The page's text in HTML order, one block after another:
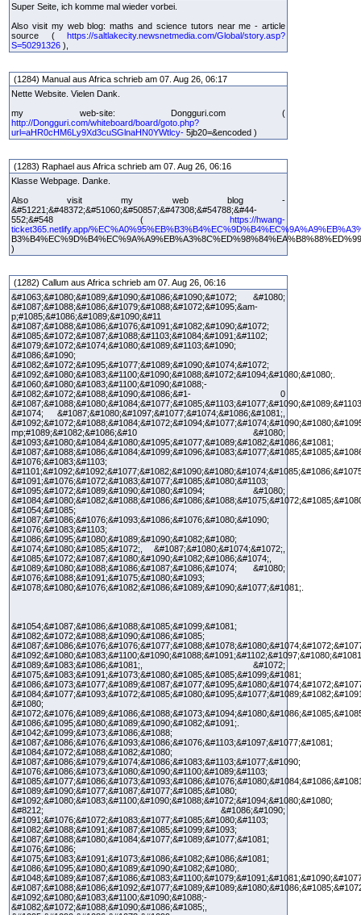
Super Seite, ich komme mal wieder vorbei.
Also visit my web blog: maths and science tutors near me - article
source ( https://saltlakecity.newsnetmedia.com/Global/story.asp?
S=50291326 ),
(1284) Manual aus Africa schrieb am 07. Aug 26, 06:17
Nette Website. Vielen Dank.
my web-site: Dongguri.com (
http://Dongguri.com/whiteboard/board/goto.php?
url=aHR0cHM6Ly9Xd3cuSGlnaHN0YWtlcy- 5jb20=&encoded )
(1283) Raphael aus Africa schrieb am 07. Aug 26, 06:16
Klasse Webpage. Danke.
Also visit my web blog -
&#51221;&#48372;&#51060;&#50857;&#47308;&#54788;&#44-
552;&#548 ( https://hwang-
ticket365.netlify.app/
)
(1282) Callum aus Africa schrieb am 07. Aug 26, 06:16
&#1063;&#1080;&#1089;&#1090;&#1086;&#1090;&#1072; &#1080;
&#1087;&#1088;&#1086;&#1079;&#1088;&#1072;&#1095;&am-
p;#1085;&#1086;&#1089;&#1090;&#11
&#1087;&#1088;&#1086;&#1076;&#1091;&#1082;&#1090;&#1072;
&#1085;&#1072;&#1087;&#1088;&#1103;&#1084;&#1091;&#1102;
&#1079;&#1072;&#1074;&#1080;&#1089;&#1103;&#1090;
&#1086;&#1090;
&#1082;&#1072;&#1095;&#1077;&#1089;&#1090;&#1074;&#1072;
&#1092;&#1080;&#1083;&#1100;&#1090;&#1088;&#1072;&#1094;&#1080;&#1080;.
&#1060;&#1080;&#1083;&#1100;&#1090;&#1088;-
&#1082;&#1072;&#1088;&#1090;&#1086;&#1- 0
&#1074; &#1087;&#1080;&#1097;&#1077;&#1074;&#1086;&#1081;,
mp;#1089;&#1082;&#1086;&#10 &#1080;
&#1093;&#1080;&#1084;&#1080;&#1095;&#1077;&#1089;&#1082;&#1086;&#1081;
&#1076;&#1083;&#1103;
&#1091;&#1076;&#1072;&#1083;&#1077;&#1085;&#1080;&#1103;
&#1095;&#1072;&#1089;&#1090;&#1080;&#1094; &#1080;
&#1054;&#1085;
&#1087;&#1086;&#1076;&#1093;&#1086;&#1076;&#1080;&#1090;
&#1076;&#1083;&#1103;
&#1086;&#1095;&#1080;&#1089;&#1090;&#1082;&#1080;
&#1074;&#1080;&#1085;&#1072;, &#1087;&#1080;&#1074;&#1072;,
&#1085;&#1072;&#1087;&#1080;&#1090;&#1082;&#1086;&#1074;,
&#1089;&#1080;&#1088;&#1086;&#1087;&#1086;&#1074; &#1080;
&#1076;&#1088;&#1091;&#1075;&#1080;&#1093;
&#1078;&#1080;&#1076;&#1082;&#1086;&#1089;&#1090;&#1077;&#1081;.
&#1054;&#1087;&#1086;&#1088;&#1085;&#1099;&#1081;
&#1082;&#1072;&#1088;&#1090;&#1086;&#1085;
&#1089;&#1083;&#1086;&#1081;, &#1072;
&#1075;&#1083;&#1091;&#1073;&#1080;&#1085;&#1085;&#1099;&#1081;
&#1080;
&#1086;&#1095;&#1080;&#1089;&#1090;&#1082;&#1091;.
&#1042;&#1099;&#1073;&#1086;&#1088;
&#1087;&#1086;&#1076;&#1093;&#1086;&#1076;&#1103;&#1097;&#1077;&#1081;
&#1084;&#1072;&#1088;&#1082;&#1080;
&#1087;&#1086;&#1079;&#1074;&#1086;&#1083;&#1103;&#1077;&#1090;
&#1076;&#1086;&#1073;&#1080;&#1090;&#1100;&#1089;&#1103;
&#1089;&#1090;&#1077;&#1087;&#1077;&#1085;&#1080;
&#1092;&#1080;&#1083;&#1100;&#1090;&#1088;&#1072;&#1094;&#1080;&#1080;
&#8212; &#1086;&#1090;
&#1091;&#1076;&#1072;&#1083;&#1077;&#1085;&#1080;&#1103;
&#1082;&#1088;&#1091;&#1087;&#1085;&#1099;&#1093;
&#1087;&#1088;&#1080;&#1084;&#1077;&#1089;&#1077;&#1081;
&#1076;&#1086;
&#1075;&#1083;&#1091;&#1073;&#1086;&#1082;&#1086;&#1081;
&#1086;&#1095;&#1080;&#1089;&#1090;&#1082;&#1080;.
&#1092;&#1080;&#1083;&#1100;&#1090;&#1088;-
&#1082;&#1072;&#1088;&#1090;&#1086;&#1085;,